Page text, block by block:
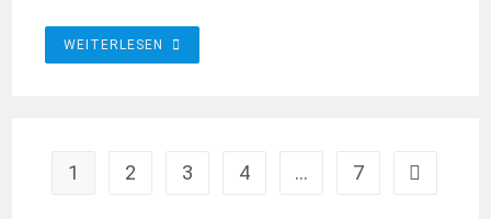
WEITERLESEN
DANKE
AN
1 2 3 4 … 7